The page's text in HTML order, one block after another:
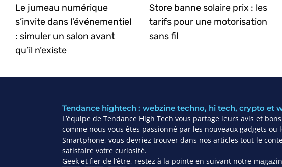
Le jumeau numérique
s’invite dans l’événementiel
: simuler un salon avant
qu’il n’existe
Store banne solaire prix : les
tarifs pour une motorisation
sans fil
Tendance hightech : webzine techno, hi tech, crypto et
L’équipe de Tendance High Tech vous partage leurs avis et
comme nous vous êtes passionné par les nouveaux gadgets ou
Smartphone, vous devriez trouver dans nos articles tout le
satisfaire votre curiosité.
Geek et fier de l’être, restez à la pointe en suivant notre